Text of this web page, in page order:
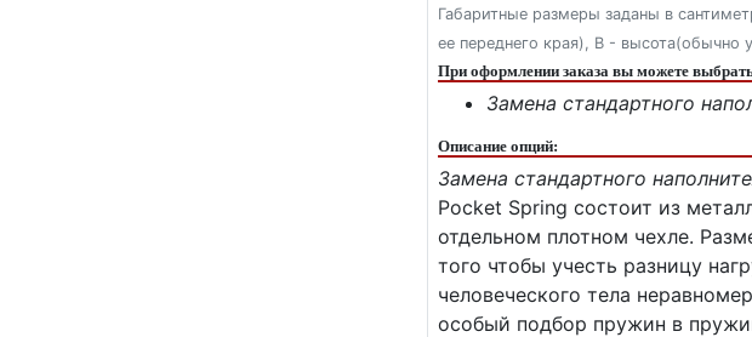
Габаритные размеры заданы в
ее переднего края), В - высота(обычно
При оформлении заказа вы можете
Замена стандартного
Описание опций:
Замена стандартного
Pocket Spring состоит из
отдельном плотном чехле.
того чтобы учесть разницу
человеческого тела
особый подбор пружин в